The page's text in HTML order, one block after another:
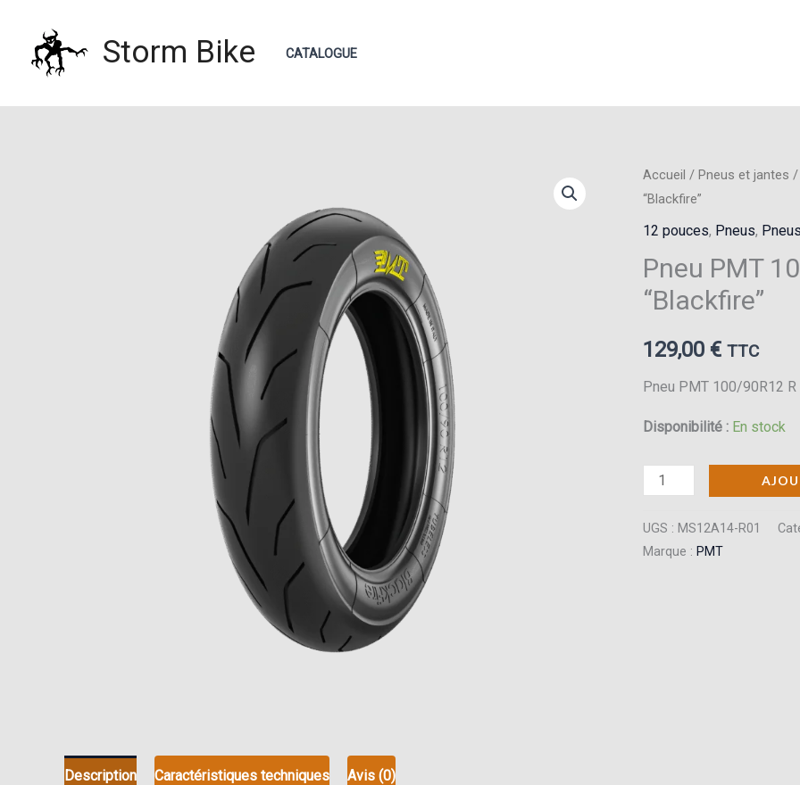
contenu
Storm Bike CATALOGUE
Accueil / Pneus et jantes
“Blackfire”
12 pouces, Pneus,
Pneu PMT
“Blackfire”
129,00 € TTC
Pneu PMT 100/90R12
Disponibilité : En stock
quantité
Pneu
PMT
UGS : MS12A14-R01
Marque : PMT
Description Caractéristiques techniques Avis (0)